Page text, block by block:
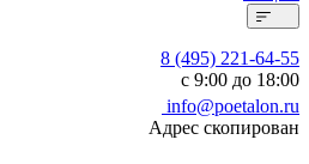
8 (495) 221-64-55
с 9:00 до 18:00
info@poetalon.ru
Адрес скопирован